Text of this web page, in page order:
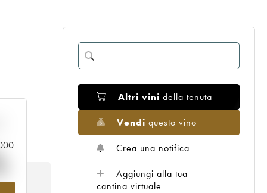
Altri vini della tenuta
Vendi questo vino
Crea una notifica
Aggiungi alla tua
cantina virtuale